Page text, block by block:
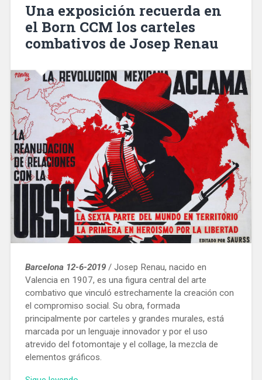
2,9%
el
número
Una exposición recuerda en
el Born CCM los carteles
combativos de Josep Renau
Barcelona 12-6-2019/ Josep Renau, nacido en
Valencia en 1907, es una figura central del arte
combativo que vinculó estrechamente la creación con
el compromiso social. Su obra, formada
principalmente por carteles y grandes murales, está
marcada por un lenguaje innovador y por el uso
atrevido del fotomontaje y el collage, la mezcla de
elementos gráficos.